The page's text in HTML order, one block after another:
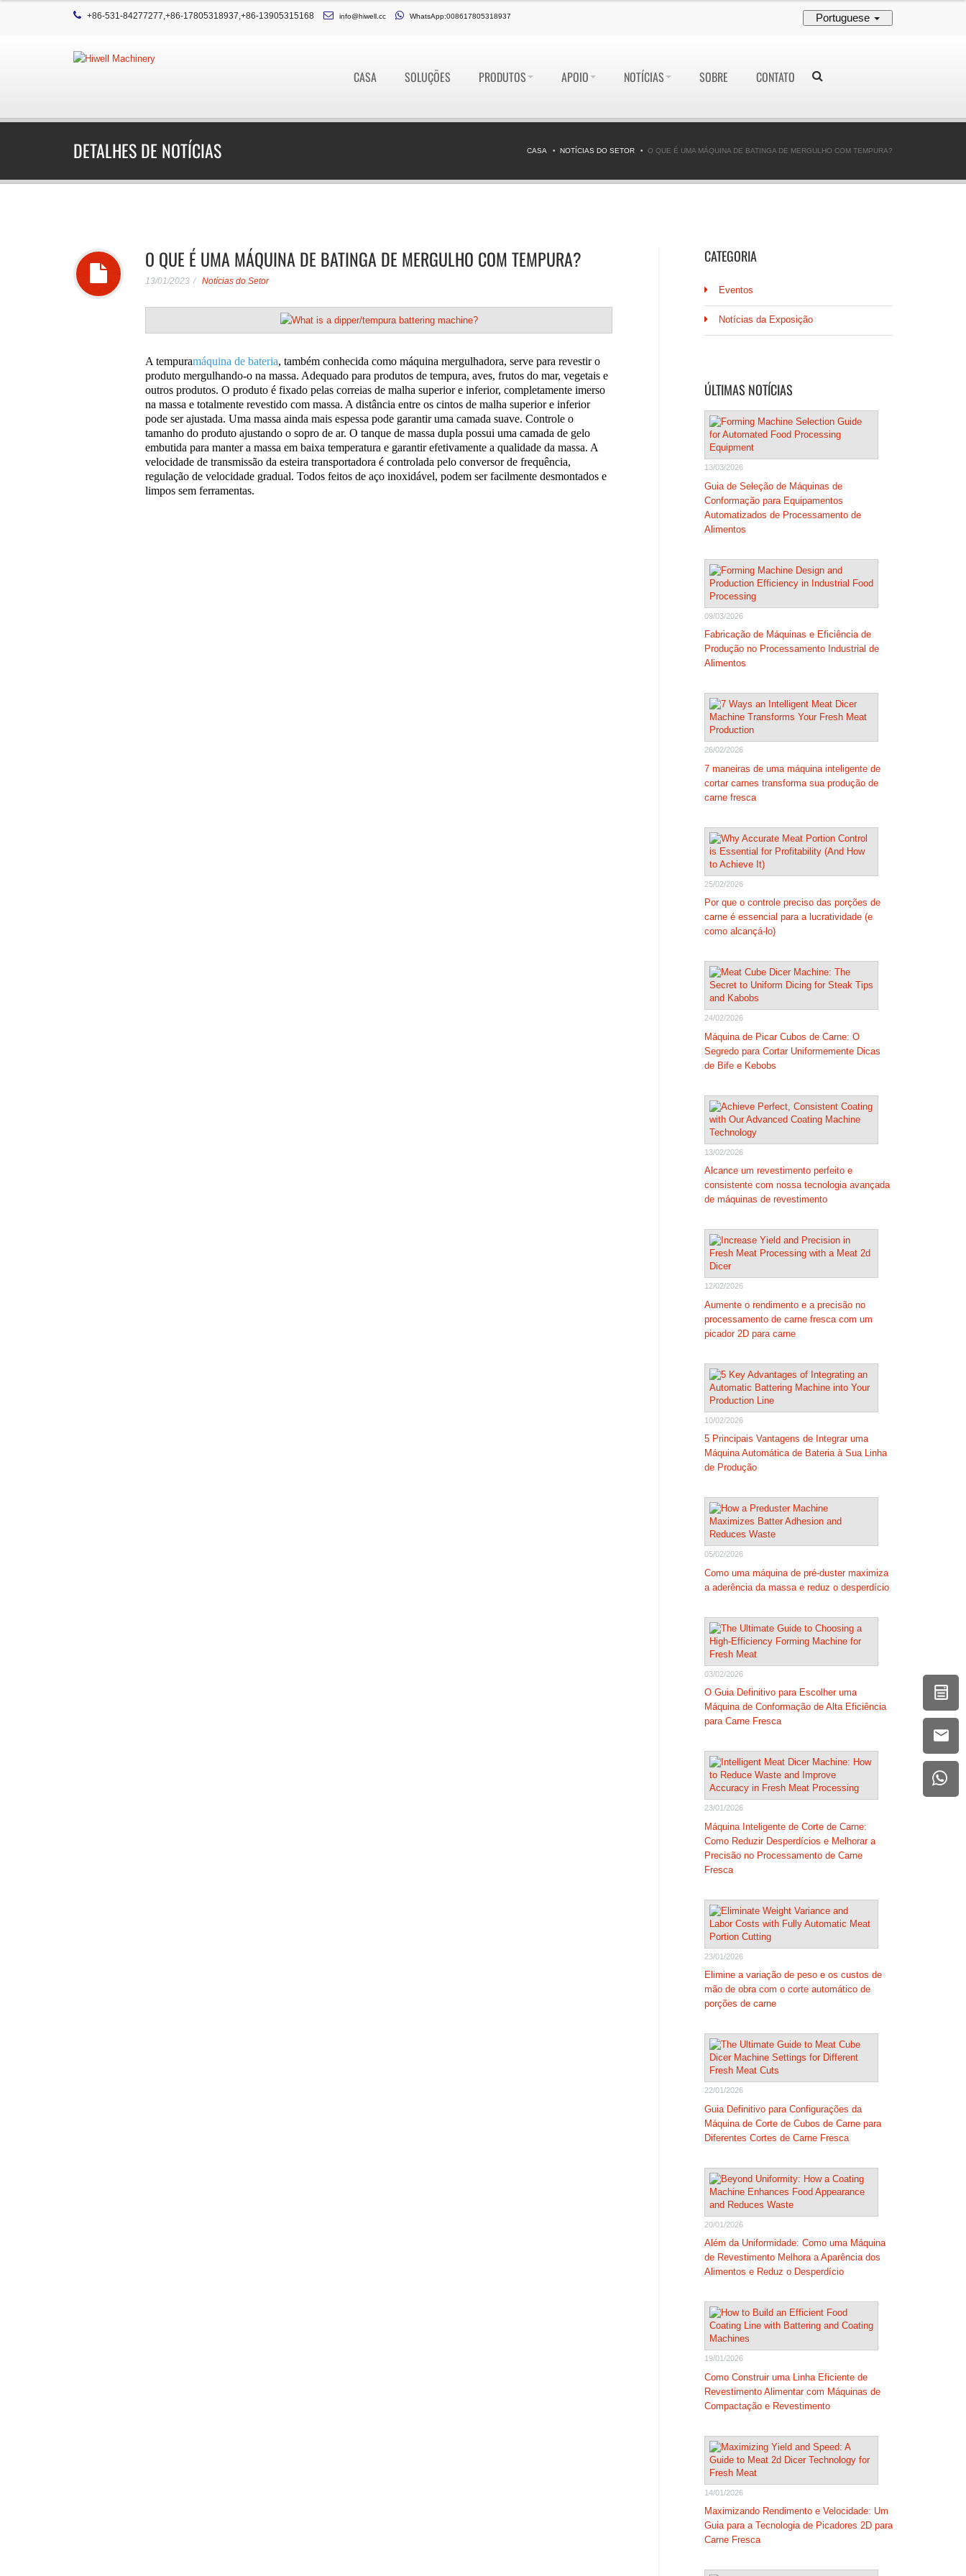
+86-531-84277277,+86-17805318937,+86-13905315168 info@hiwell.cc WhatsApp:008617805318937 Portuguese
CASA SOLUÇÕES PRODUTOS APOIO NOTÍCIAS SOBRE CONTATO
DETALHES DE NOTÍCIAS CASA NOTÍCIAS DO SETOR O QUE É UMA MÁQUINA DE BATINGA DE MERGULHO COM TEMPURA?
O QUE É UMA MÁQUINA DE BATINGA DE MERGULHO COM TEMPURA?
13/01/2023 Notícias do Setor
CATEGORIA
Eventos
Notícias da Exposição
ÚLTIMAS NOTÍCIAS
13/03/2026
Guia de Seleção de Máquinas de
Conformação para Equipamentos
Automatizados de Processamento de
Alimentos
09/03/2026
Fabricação de Máquinas e Eficiência de
Produção no Processamento Industrial de
Alimentos
26/02/2026
7 maneiras de uma máquina inteligente de
cortar carnes transforma sua produção de
carne fresca
25/02/2026
Por que o controle preciso das porções de
carne é essencial para a lucratividade (e
como alcançá-lo)
24/02/2026
Máquina de Picar Cubos de Carne: O
Segredo para Cortar Uniformemente Dicas
de Bife e Kebobs
13/02/2026
Alcance um revestimento perfeito e
consistente com nossa tecnologia avançada
de máquinas de revestimento
12/02/2026
Aumente o rendimento e a precisão no
processamento de carne fresca com um
picador 2D para carne
10/02/2026
5 Principais Vantagens de Integrar uma
Máquina Automática de Bateria à Sua Linha
de Produção
05/02/2026
Como uma máquina de pré-duster maximiza
a aderência da massa e reduz o desperdício
03/02/2026
O Guia Definitivo para Escolher uma
Máquina de Conformação de Alta Eficiência
para Carne Fresca
23/01/2026
Máquina Inteligente de Corte de Carne:
Como Reduzir Desperdícios e Melhorar a
Precisão no Processamento de Carne
Fresca
23/01/2026
Elimine a variação de peso e os custos de
mão de obra com o corte automático de
porções de carne
22/01/2026
Guia Definitivo para Configurações da
Máquina de Corte de Cubos de Carne para
Diferentes Cortes de Carne Fresca
20/01/2026
Além da Uniformidade: Como uma Máquina
de Revestimento Melhora a Aparência dos
Alimentos e Reduz o Desperdício
19/01/2026
Como Construir uma Linha Eficiente de
Revestimento Alimentar com Máquinas de
Compactação e Revestimento
14/01/2026
Maximizando Rendimento e Velocidade: Um
Guia para a Tecnologia de Picadores 2D para
Carne Fresca